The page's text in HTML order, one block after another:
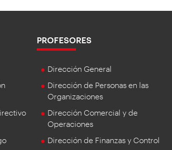
PROFESORES
Dirección General
Dirección de Personas en las
Organizaciones
Dirección Comercial y de
Operaciones
Dirección de Finanzas y Control